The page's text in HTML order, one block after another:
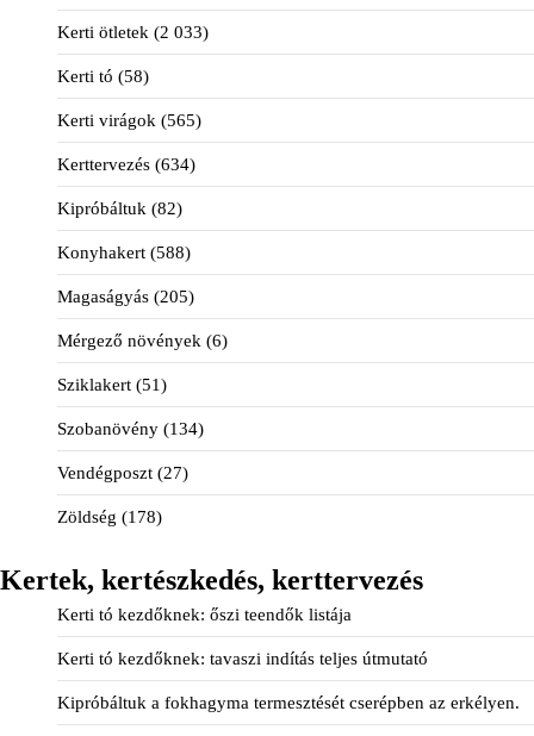
Kerti ötletek (2 033)
Kerti tó (58)
Kerti virágok (565)
Kerttervezés (634)
Kipróbáltuk (82)
Konyhakert (588)
Magaságyás (205)
Mérgező növények (6)
Sziklakert (51)
Szobanövény (134)
Vendégposzt (27)
Zöldség (178)
Kertek, kertészkedés, kerttervezés
Kerti tó kezdőknek: őszi teendők listája
Kerti tó kezdőknek: tavaszi indítás teljes útmutató
Kipróbáltuk a fokhagyma termesztését cserépben az erkélyen.